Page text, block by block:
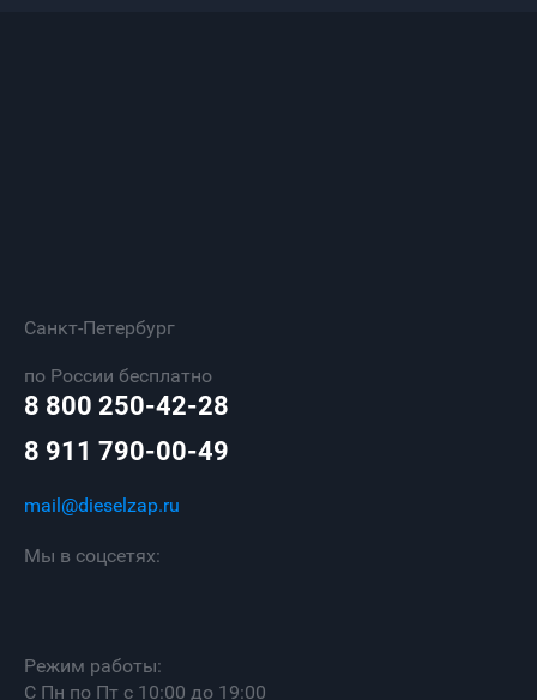
Санкт-Петербург
по России бесплатно
8 800 250-42-28
8 911 790-00-49
mail@dieselzap.ru
Мы в соцсетях:
Режим работы:
С Пн по Пт с 10:00 до 19:00